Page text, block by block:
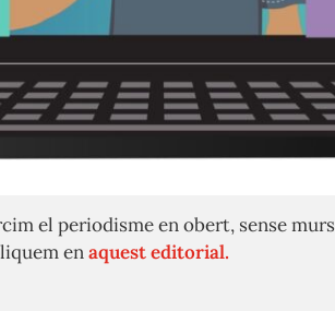
el periodisme en obert, sense
enaquest editorial.